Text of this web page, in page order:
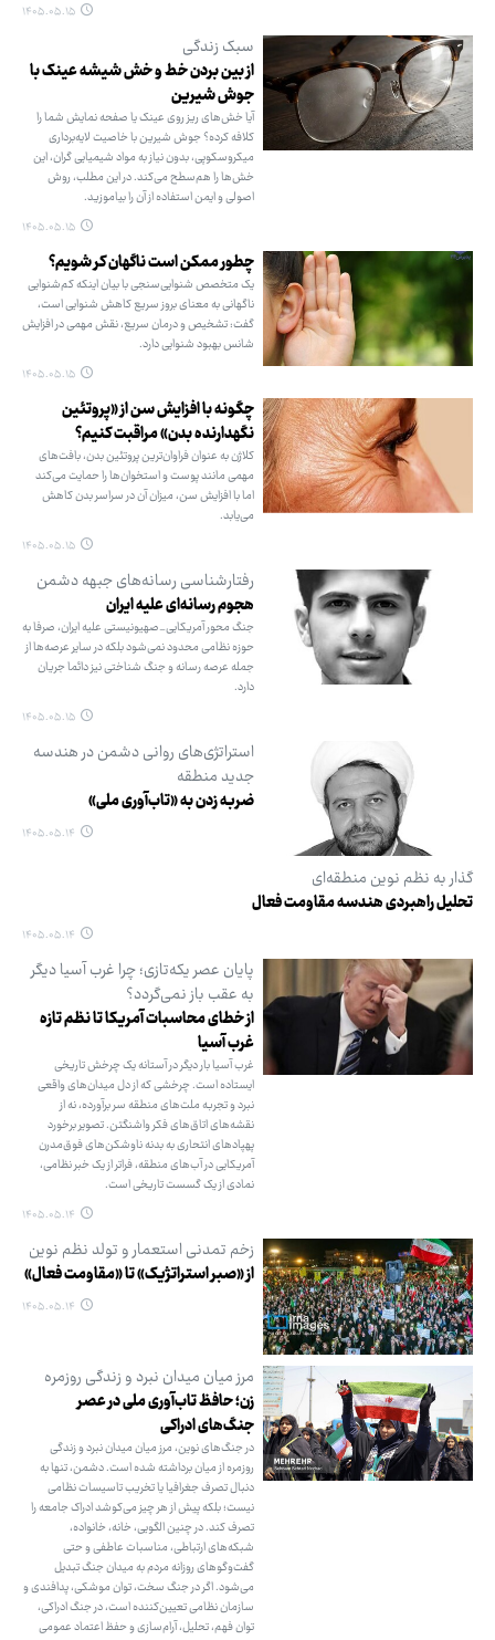
۱۴۰۵.۰۵.۱۵
سبک زندگی
از بین بردن خط و خش شیشه عینک با
جوش شیرین
آیا خش‌های ریز روی عینک یا صفحه ‌نمایش شما را
کلافه کرده؟ جوش شیرین با خاصیت لایه‌برداری
میکروسکوپی، بدون نیاز به مواد شیمیایی گران، این
خش‌ها را هم‌سطح می‌کند. در این مطلب، روش
اصولی و ایمن استفاده از آن را بیاموزید.
۱۴۰۵.۰۵.۱۵
چطور ممکن است ناگهان کر شویم؟
یک متخصص شنوایی‌سنجی با بیان اینکه کم‌شنوایی
ناگهانی به معنای بروز سریع کاهش شنوایی است،
گفت: تشخیص و درمان سریع، نقش مهمی در افزایش
شانس بهبود شنوایی دارد.
۱۴۰۵.۰۵.۱۵
چگونه با افزایش سن از «پروتئین
نگهدارنده بدن» مراقبت کنیم؟
کلاژن به عنوان فراوان‌ترین پروتئین بدن، بافت‌های
مهمی مانند پوست و استخوان‌ها را حمایت می‌کند
اما با افزایش سن، میزان آن در سراسر بدن کاهش
می‌یابد.
۱۴۰۵.۰۵.۱۵
رفتارشناسی رسانه‌های جبهه دشمن
هجوم رسانه‌ای علیه ایران
جنگ محور آمریکایی_صهیونیستی علیه ایران، صرفا به
حوزه نظامی محدود نمی‌شود بلکه در سایر عرصه‌ها از
جمله عرصه رسانه و جنگ شناختی نیز دائما جریان
دارد.
۱۴۰۵.۰۵.۱۵
استراتژی‌های روانی دشمن در هندسه
جدید منطقه
ضربه زدن به «تاب‌آوری ملی»
۱۴۰۵.۰۵.۱۴
گذار به نظم نوین منطقه‌ای
تحلیل راهبردی هندسه مقاومت فعال
۱۴۰۵.۰۵.۱۴
پایان عصر یکه‌تازی؛ چرا غرب آسیا دیگر
به عقب باز نمی‌گردد؟
از خطای محاسبات آمریکا تا نظم تازه
غرب آسیا
غرب آسیا بار دیگر در آستانه یک چرخش تاریخی
ایستاده است. چرخشی که از دل میدان‌های واقعی
نبرد و تجربه ملت‌های منطقه سر برآورده، نه از
نقشه‌های اتاق‌های فکر واشنگتن. تصویر برخورد
پهپادهای انتحاری به بدنه ناوشکن‌های فوق‌مدرن
آمریکایی در آب‌های منطقه، فراتر از یک خبر نظامی،
نمادی از یک گسست تاریخی است.
۱۴۰۵.۰۵.۱۴
زخم تمدنی استعمار و تولد نظم نوین
از «صبر استراتژیک» تا «مقاومت فعال»
۱۴۰۵.۰۵.۱۴
مرز میان میدان نبرد و زندگی روزمره
زن؛ حافظ تاب‌آوری ملی در عصر
جنگ‌های ادراکی
در جنگ‌های نوین، مرز میان میدان نبرد و زندگی
روزمره از میان برداشته شده است. دشمن، تنها به
دنبال تصرف جغرافیا یا تخریب تاسیسات نظامی
نیست؛ بلکه پیش از هر چیز می‌کوشد ادراک جامعه را
تصرف کند. در چنین الگویی، خانه، خانواده،
شبکه‌های ارتباطی، مناسبات عاطفی و حتی
گفت‌وگوهای روزانه مردم به میدان جنگ تبدیل
می‌شود. اگر در جنگ سخت، توان موشکی، پدافندی و
سازمان نظامی تعیین‌کننده است، در جنگ ادراکی،
توان فهم، تحلیل، آرام‌سازی و حفظ اعتماد عمومی